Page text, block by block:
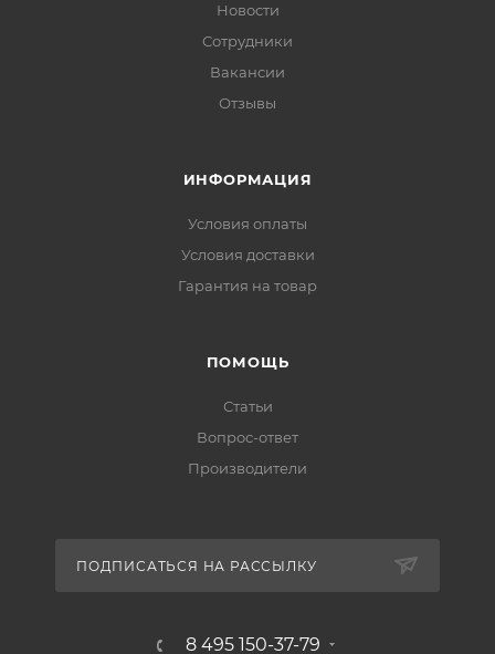
Новости
Сотрудники
Вакансии
Отзывы
ИНФОРМАЦИЯ
Условия оплаты
Условия доставки
Гарантия на товар
ПОМОЩЬ
Статьи
Вопрос-ответ
Производители
ПОДПИСАТЬСЯ НА РАССЫЛКУ
8 495 150-37-79